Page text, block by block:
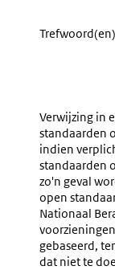
Verwijzing in
standaarden
indien
standaarden
zo'n geval
open
Nationaal
gebaseerd,
dat niet te